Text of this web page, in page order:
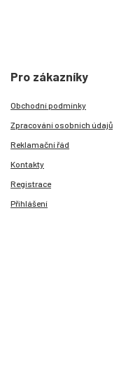
Pro zákazníky
Obchodní podmínky
Zpracování osobních údajů
Reklamační řád
Kontakty
Registrace
Přihlášení